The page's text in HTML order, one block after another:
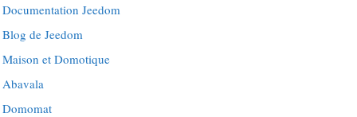
Documentation Jeedom
Blog de Jeedom
Maison et Domotique
Abavala
Domomat